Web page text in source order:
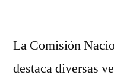
La Comisión
destaca diversas